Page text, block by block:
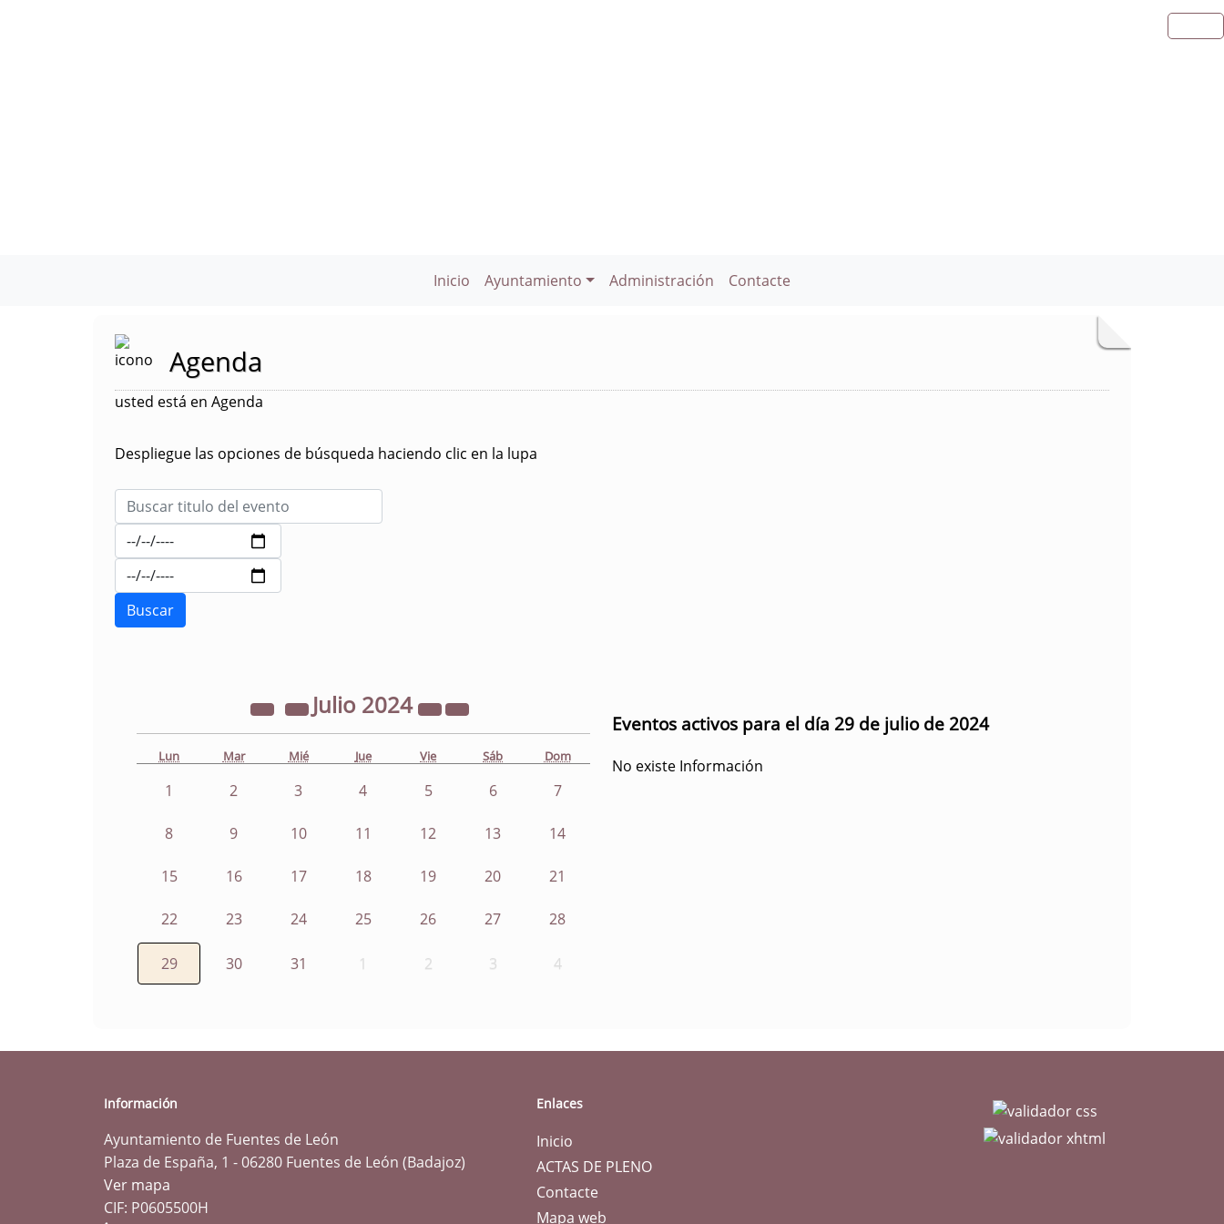
Inicio Ayuntamiento Administración Contacte
Agenda
usted está en Agenda
Despliegue las opciones de búsqueda haciendo clic en la lupa
Julio 2024
Lun Mar Mié Jue Vie Sáb Dom
1 2 3 4 5 6 7
8 9 10 11 12 13 14
15 16 17 18 19 20 21
22 23 24 25 26 27 28
29 30 31 1 2 3 4
Eventos activos para el día 29 de julio de 2024
No existe Información
Información
Ayuntamiento de Fuentes de León
Plaza de España, 1 - 06280 Fuentes de León (Badajoz)
Ver mapa
CIF: P0605500H
Enlaces
Inicio
ACTAS DE PLENO
Contacte
Mapa web